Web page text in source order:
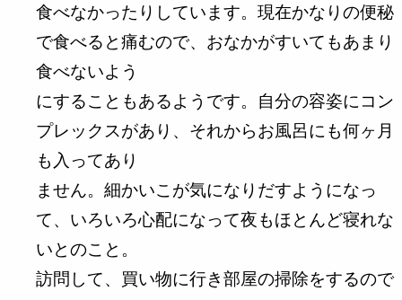
食べなかったりしています。現在かなりの便秘
で食べると痛むので、おなかがすいてもあまり
食べないよう
にすることもあるようです。自分の容姿にコン
プレックスがあり、それからお風呂にも何ヶ月
も入ってあり
ません。細かいこが気になりだすようになっ
て、いろいろ心配になって夜もほとんど寝れな
いとのこと。
訪問して、買い物に行き部屋の掃除をするので